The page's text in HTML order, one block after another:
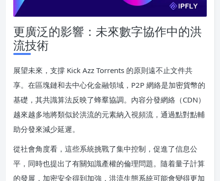
更廣泛的影響：未來數字協作中的洪
流技術
展望未來，支撐 Kick Azz Torrents 的原則遠不止文件共
享。在區塊鏈和去中心化金融領域，P2P 網絡是加密貨幣的
基礎，其共識算法反映了蜂羣協調。內容分發網絡（CDN）
越來越多地將類似於洪流的元素納入視頻流，通過點對點輔
助分發來減少延遲。
從社會角度看，這些系統挑戰了集中控制，促進了信息公
平，同時也提出了有關知識產權的倫理問題。隨着量子計算
的發展，加密安全得到加強，洪流生態系統可能會變得更加